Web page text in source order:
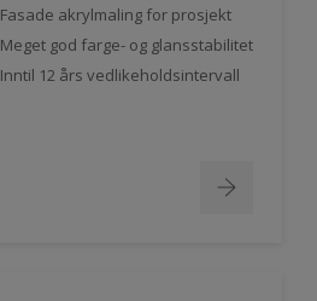
Fasade akrylmaling for prosjekt
Meget god farge- og glansstabilitet
Inntil 12 års vedlikeholdsintervall